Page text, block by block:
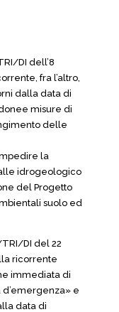
DI dell’8
fra l’altro,
dalla data di
misure di
delle
la
idrogeologico
del Progetto
suolo ed
DI del 22
ricorrente
immediata di
e
data di